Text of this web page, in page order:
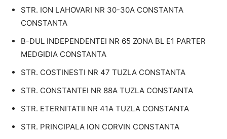
STR. ION LAHOVARI NR 30-30A CONSTANTA
CONSTANTA
B-DUL INDEPENDENTEI NR 65 ZONA BL E1 PARTER
MEDGIDIA CONSTANTA
STR. COSTINESTI NR 47 TUZLA CONSTANTA
STR. CONSTANTEI NR 88A TUZLA CONSTANTA
STR. ETERNITATII NR 41A TUZLA CONSTANTA
STR. PRINCIPALA ION CORVIN CONSTANTA